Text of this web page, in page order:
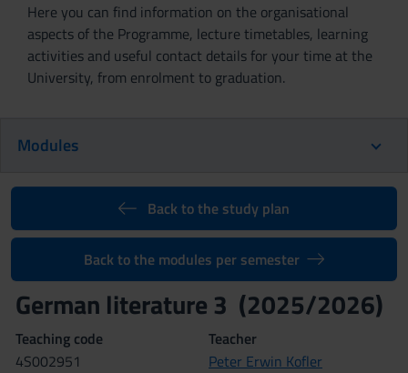
Here you can find information on the organisational
aspects of the Programme, lecture timetables, learning
activities and useful contact details for your time at the
University, from enrolment to graduation.
Modules
Back to the study plan
Back to the modules per semester
German literature 3 (2025/2026)
Teaching code
4S002951
Teacher
Peter Erwin Kofler